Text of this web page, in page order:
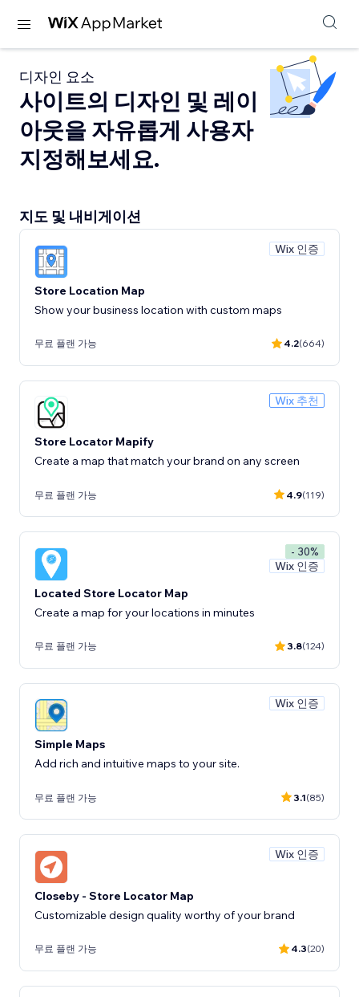
디자인 요소
사이트의 디자인 및 레이
아웃을 자유롭게 사용자
지정해보세요.
지도 및 내비게이션
Wix 인증
Store Location Map
Show your business location with custom maps
무료 플랜 가능 4.2(664)
Wix 추천
Store Locator Mapify
Create a map that match your brand on any screen
무료 플랜 가능 4.9(119)
- 30%
Wix 인증
Located Store Locator Map
Create a map for your locations in minutes
무료 플랜 가능 3.8(124)
Wix 인증
Simple Maps
Add rich and intuitive maps to your site.
무료 플랜 가능 3.1(85)
Wix 인증
Closeby - Store Locator Map
Customizable design quality worthy of your brand
무료 플랜 가능 4.3(20)